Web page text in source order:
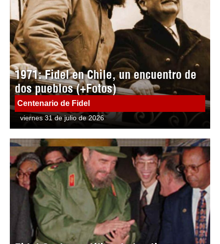
1971: Fidel en Chile, un encuentro de
dos pueblos (+Fotos)
Centenario de Fidel
viernes 31 de julio de 2026